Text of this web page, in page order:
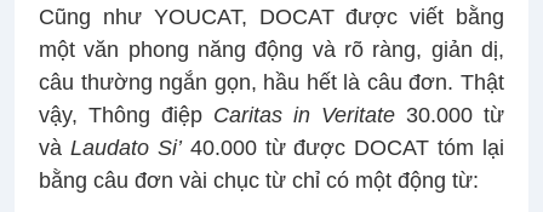
Cũng như YOUCAT, DOCAT được viết bằng
một văn phong năng động và rõ ràng, giản dị,
câu thường ngắn gọn, hầu hết là câu đơn. Thật
vậy, Thông điệp Caritas in Veritate 30.000 từ
và Laudato Si’ 40.000 từ được DOCAT tóm lại
bằng câu đơn vài chục từ chỉ có một động từ: